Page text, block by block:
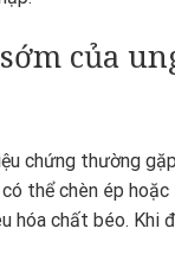
của
chứng thường
thể chèn ép
hóa chất béo. Khi